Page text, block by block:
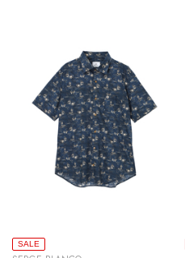
SALE